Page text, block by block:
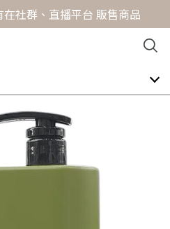
社群、直播平台 販售商品